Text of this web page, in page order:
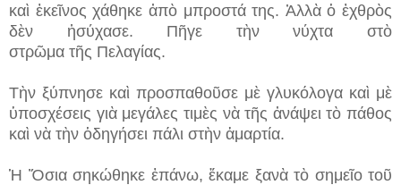
καὶ ἐκεῖνος χάθηκε ἀπὸ μπροστά της. Ἀλλὰ ὁ ἐχθρὸς
δὲν ἡσύχασε. Πῆγε τὴν νύχτα στὸ
στρῶμα τῆς Πελαγίας.
Τὴν ξύπνησε καὶ προσπαθοῦσε μὲ γλυκόλογα καὶ μὲ
ὑποσχέσεις γιὰ μεγάλες τιμὲς νὰ τῆς ἀνάψει τὸ πάθος
καὶ νὰ τὴν ὁδηγήσει πάλι στὴν ἁμαρτία.
Ἡ Ὅσια σηκώθηκε ἐπάνω, ἔκαμε ξανὰ τὸ σημεῖο τοῦ